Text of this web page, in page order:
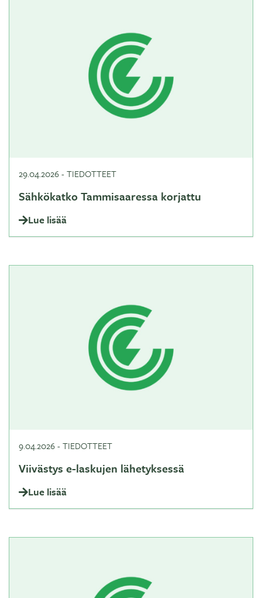
29.04.2026-TIEDOTTEET
Sähkökatko Tammisaaressa korjattu
Lue lisää
9.04.2026-TIEDOTTEET
Viivästys e-laskujen lähetyksessä
Lue lisää